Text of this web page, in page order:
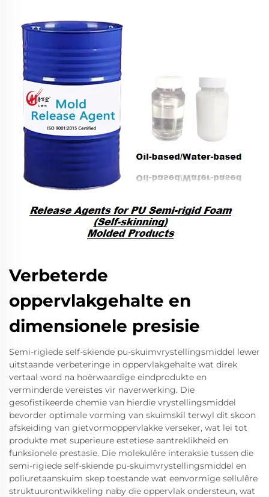
Verbeterde
oppervlakgehalte en
dimensionele presisie
Semi-rigiede self-skiende pu-skuimvrystellingsmiddel lewer
uitstaande verbeteringe in oppervlakgehalte wat direk
vertaal word na hoërwaardige eindprodukte en
verminderde vereistes vir naverwerking. Die
gesofistikeerde chemie van hierdie vrystellingsmiddel
bevorder optimale vorming van skuimskil terwyl dit skoon
afskeiding van gietvormoppervlakke verseker, wat lei tot
produkte met superieure estetiese aantreklikheid en
funksionele prestasie. Die molekulêre interaksie tussen die
semi-rigiede self-skiende pu-skuimvrystellingsmiddel en
poliuretaanskuim skep toestande wat eenvormige sellulêre
struktuurontwikkeling naby die oppervlak ondersteun, wat